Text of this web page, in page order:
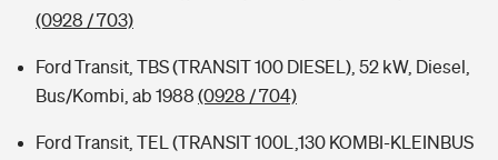
(0928 / 703)
Ford Transit, TBS (TRANSIT 100 DIESEL), 52 kW, Diesel,
Bus/Kombi, ab 1988 (0928 / 704)
Ford Transit, TEL (TRANSIT 100L,130 KOMBI-KLEINBUS